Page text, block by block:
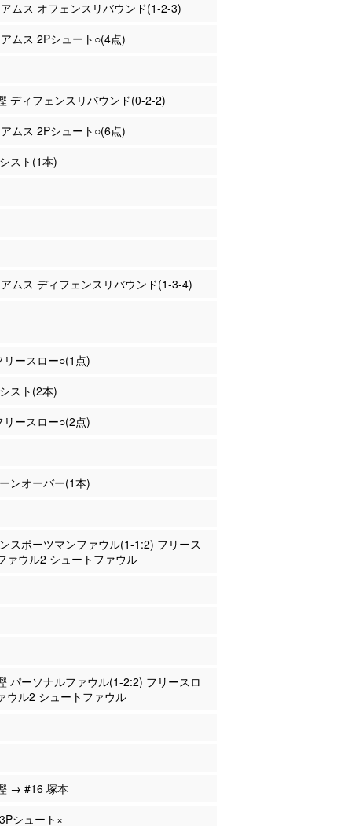
ムス オフェンスリバウンド(1-2-3)
ムス 2Pシュート○(4点)
ディフェンスリバウンド(0-2-2)
ムス 2Pシュート○(6点)
スト(1本)
ムス ディフェンスリバウンド(1-3-4)
ースロー○(1点)
スト(2本)
ースロー○(2点)
ンオーバー(1本)
スポーツマンファウル(1-1:2) フリース
ァウル2 シュートファウル
パーソナルファウル(1-2:2) フリースロ
ウル2 シュートファウル
→ #16 塚本
シュート×